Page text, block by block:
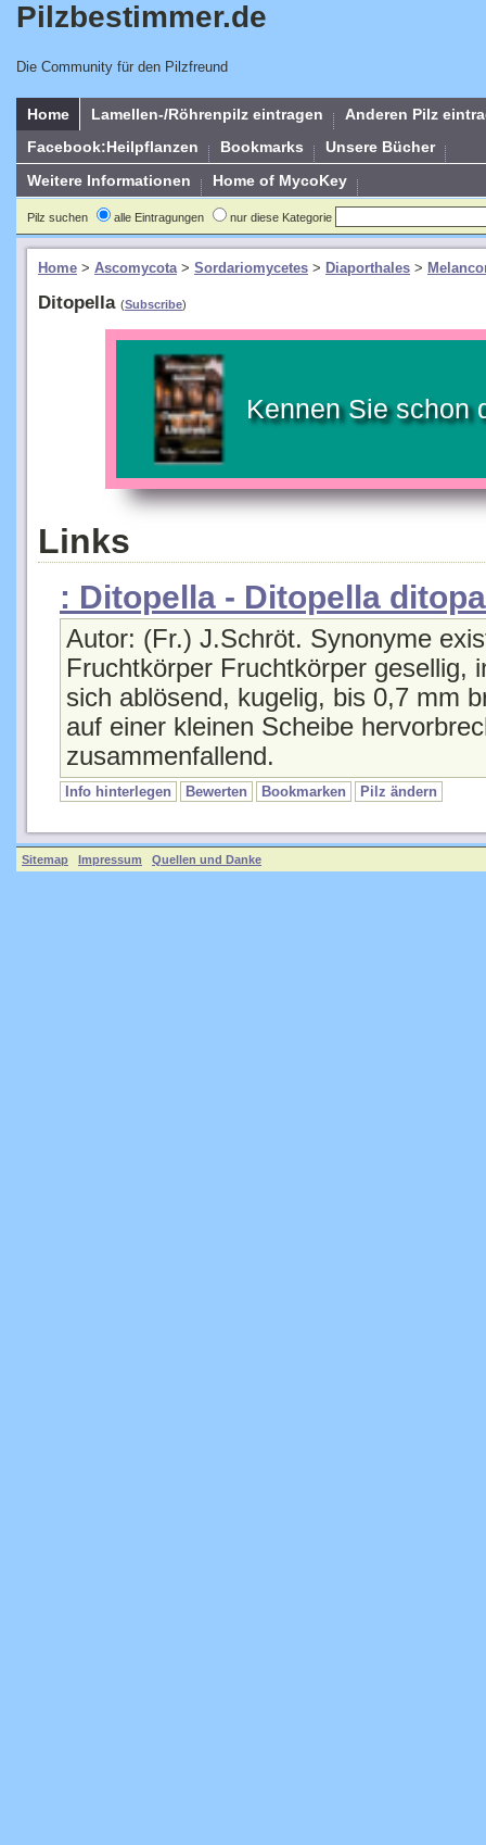
Pilzbestimmer.de
Die Community für den Pilzfreund
Home Lamellen-/Röhrenpilz eintragen
Anderen Pilz
Facebook:Heilpflanzen
Bookmarks
Unsere Bücher
Weitere Informationen
Home of MycoKey
Pilz suchen alle Eintragungen nur diese Kategorie
Home > Ascomycota> Sordariomycetes > Diaporthales >
Ditopella (Subscribe)
Kennen Sie schon
Links
: Ditopella - Ditopella ditopa
Autor: (Fr.) J.Schröt. Synonyme
Fruchtkörper Fruchtkörper gesellig,
sich ablösend, kugelig, bis 0,7 mm
auf einer kleinen Scheibe
zusammenfallend.
Info hinterlegen Bewerten Bookmarken Pilz ändern
Sitemap Impressum Quellen und Danke